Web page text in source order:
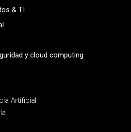
& TI
y cloud computing
Artificial